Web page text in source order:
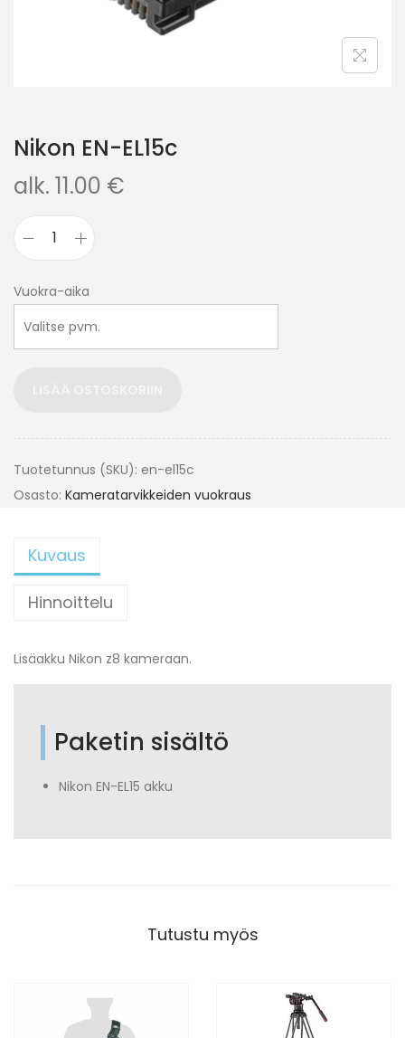
Nikon EN-EL15c
alk. 11.00 €
Vuokra-aika
Tuotetunnus (SKU): en-el15c
Osasto: Kameratarvikkeiden vuokraus
Kuvaus
Hinnoittelu
Lisäakku Nikon z8 kameraan.
Paketin sisältö
Nikon EN-EL15 akku
Tutustu myös